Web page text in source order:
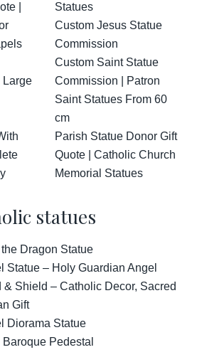
|
Large
Statues
Custom Jesus Statue
Commission
Custom Saint Statue
Commission | Patron
Saint Statues From 60
cm
Parish Statue Donor Gift
Quote | Catholic Church
Memorial Statues
statues
Dragon Statue
Statue – Holy Guardian Angel
& Shield – Catholic Decor, Sacred
Gift
Diorama Statue
Pedestal